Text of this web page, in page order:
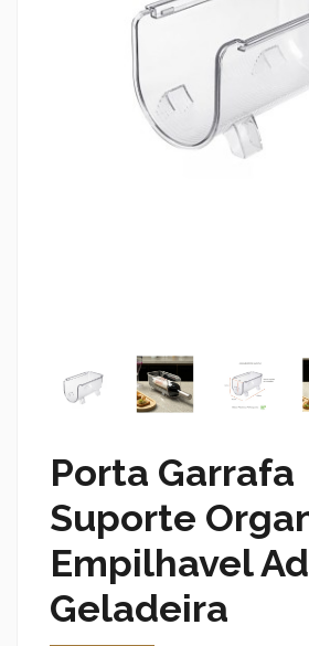
Porta Garrafa
Suporte
Empilhavel
Geladeira